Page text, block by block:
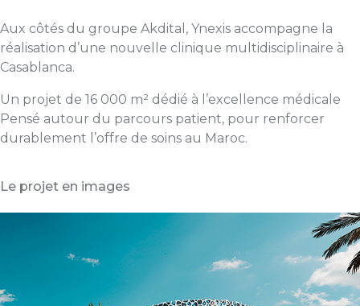
Aux côtés du groupe Akdital, Ynexis accompagne la
réalisation d’une nouvelle clinique multidisciplinaire à
Casablanca.
Un projet de 16 000 m² dédié à l’excellence médicale
Pensé autour du parcours patient, pour renforcer
durablement l’offre de soins au Maroc.
Le projet en images